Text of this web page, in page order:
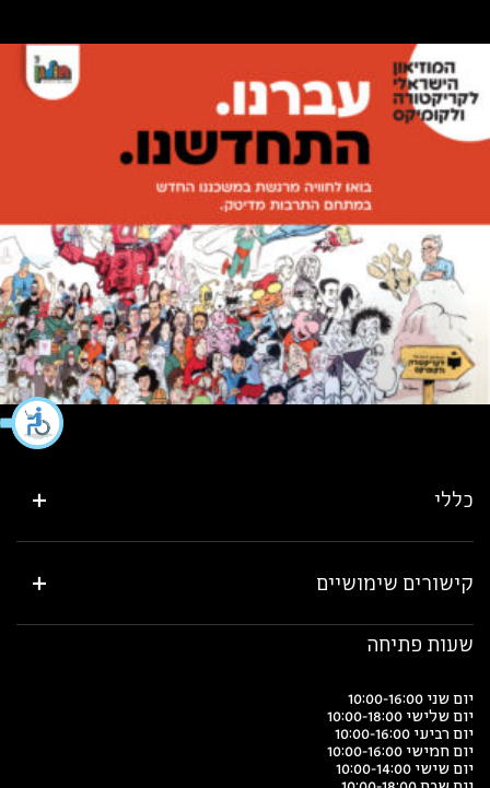
כללי
קישורים שימושיים
שעות פתיחה
יום שני 10:00-16:00
יום שלישי 10:00-18:00
יום רביעי 10:00-16:00
יום חמישי 10:00-16:00
יום שישי 10:00-14:00